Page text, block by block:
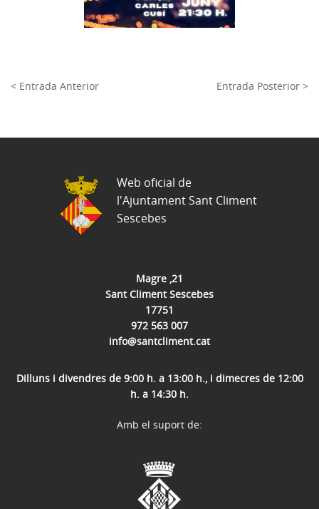
< Entrada Anterior Entrada Posterior >
Magre ,21
Sant Climent Sescebes
17751
972 563 007
info@santcliment.cat
Dilluns i divendres de 9:00 h. a 13:00 h., i dimecres de 12:00
h. a 14:30 h.
Web oficial de
l'Ajuntament Sant Climent
Sescebes
Amb el suport de: